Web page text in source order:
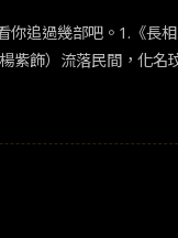
你追過幾部吧。1.《
紫飾）流落民間，化
同甘共苦，長大後才
改編影視劇。不少網
難以接受。第一季在8
出的所有電視劇中，